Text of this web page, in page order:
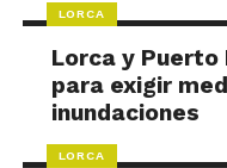
LORCA
Lorca y Puerto
para exigir
inundaciones
LORCA